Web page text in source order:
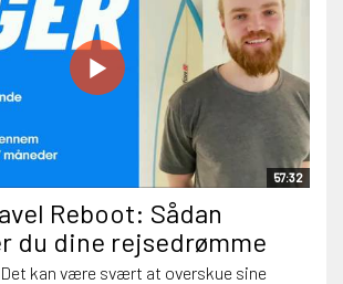
57:32
Reboot: Sådan
du dine rejsedrømme
kan være svært at overskue sine